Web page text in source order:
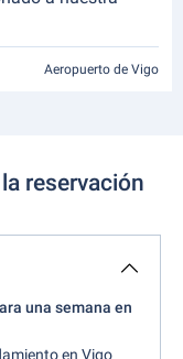
Aeropuerto de Vigo
reservación
una semana en
en Vigo